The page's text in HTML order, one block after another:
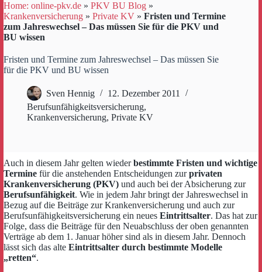
Home: online-pkv.de » PKV BU Blog »
Krankenversicherung » Private KV » Fristen und Termine
zum Jahreswechsel – Das müssen Sie für die PKV und
BU wissen
Fristen und Termine zum Jahreswechsel – Das müssen Sie
für die PKV und BU wissen
Sven Hennig
12. Dezember 2011
Berufsunfähigkeitsversicherung,
Krankenversicherung, Private KV
Auch in diesem Jahr gelten wiederbestimmte Fristen und wichtige
Termine für die anstehenden Entscheidungen zurprivaten
Krankenversicherung (PKV) und auch bei der Absicherung zur
Berufsunfähigkeit. Wie in jedem Jahr bringt der Jahreswechsel in
Bezug auf die Beiträge zur Krankenversicherung und auch zur
Berufsunfähigkeitsversicherung ein neues Eintrittsalter. Das hat zur
Folge, dass die Beiträge für den Neuabschluss der oben genannten
Verträge ab dem 1. Januar höher sind als in diesem Jahr. Dennoch
lässt sich das alte Eintrittsalter durch bestimmte Modelle
„retten“.